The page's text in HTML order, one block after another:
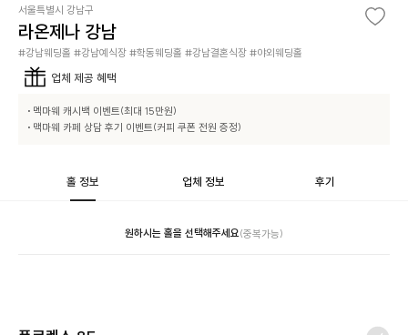
서울특별시 강남구
라온제나 강남
#강남웨딩홀 #강남예식장 #학동웨딩홀 #강남결혼식장 #야외웨딩홀
업체 제공 혜택
• 멕마웨 캐시백 이벤트(최대 15만원)
• 맥마웨 카페 상담 후기 이벤트(커피 쿠폰 전원 증정)
홀 정보 업체 정보 후기
원하시는 홀을 선택해주세요(중복가능)